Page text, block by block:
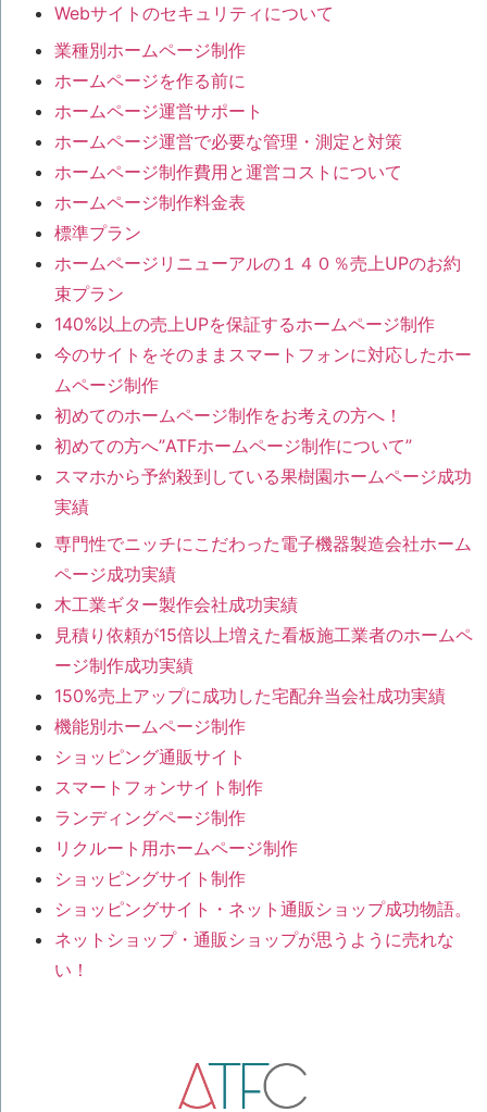
Webサイトのセキュリティについて
業種別ホームページ制作
ホームページを作る前に
ホームページ運営サポート
ホームページ運営で必要な管理・測定と対策
ホームページ制作費用と運営コストについて
ホームページ制作料金表
標準プラン
ホームページリニューアルの１４０％売上UPのお約
束プラン
140%以上の売上UPを保証するホームページ制作
今のサイトをそのままスマートフォンに対応したホー
ムページ制作
初めてのホームページ制作をお考えの方へ！
初めての方へ”ATFホームページ制作について”
スマホから予約殺到している果樹園ホームページ成功
実績
専門性でニッチにこだわった電子機器製造会社ホーム
ページ成功実績
木工業ギター製作会社成功実績
見積り依頼が15倍以上増えた看板施工業者のホームペ
ージ制作成功実績
150%売上アップに成功した宅配弁当会社成功実績
機能別ホームページ制作
ショッピング通販サイト
スマートフォンサイト制作
ランディングページ制作
リクルート用ホームページ制作
ショッピングサイト制作
ショッピングサイト・ネット通販ショップ成功物語。
ネットショップ・通販ショップが思うように売れな
い！